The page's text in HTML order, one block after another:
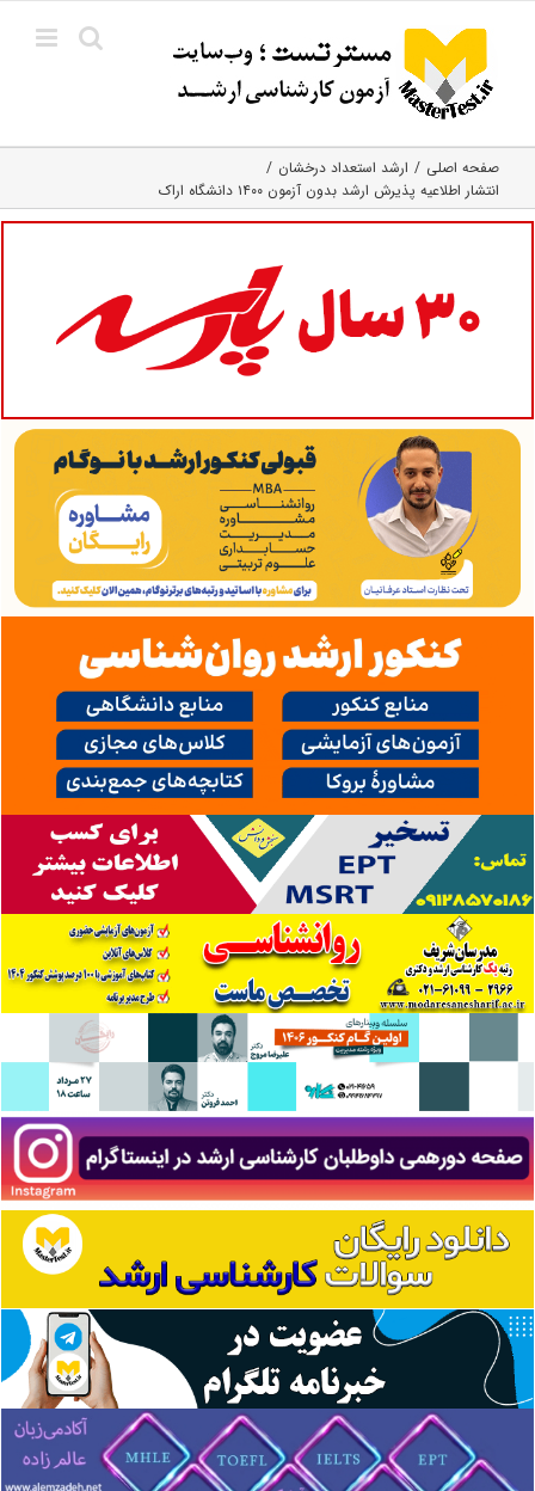
content
صفحه اصلی
ارشد استعداد درخشان
انتشار اطلاعیه پذیرش ارشد بدون آزمون ۱۴۰۰ دانشگاه اراک